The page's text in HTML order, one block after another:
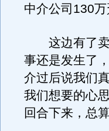
中介公司130万
这边有了卖
事还是发生了
介过后说我们
我们想要的心
回合下来，总